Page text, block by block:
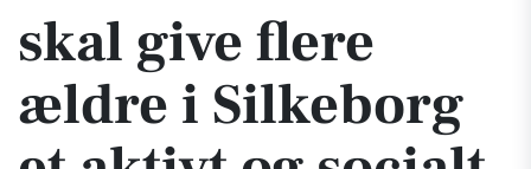
skal give flere
ældre i Silkeborg